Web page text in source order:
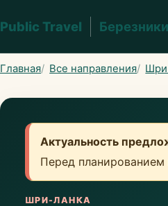
Public Travel Березники
Главная Все направления
Актуальность
Перед планированием
ШРИ-ЛАНКА